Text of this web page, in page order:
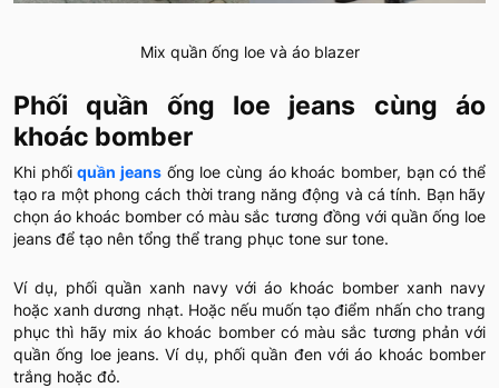
Mix quần ống loe và áo blazer
Phối quần ống loe jeans cùng áo
khoác bomber
Khi phốiquần jeans ống loe cùng áo khoác bomber, bạn có thể
tạo ra một phong cách thời trang năng động và cá tính. Bạn hãy
chọn áo khoác bomber có màu sắc tương đồng với quần ống loe
jeans để tạo nên tổng thể trang phục tone sur tone.
Ví dụ, phối quần xanh navy với áo khoác bomber xanh navy
hoặc xanh dương nhạt. Hoặc nếu muốn tạo điểm nhấn cho trang
phục thì hãy mix áo khoác bomber có màu sắc tương phản với
quần ống loe jeans. Ví dụ, phối quần đen với áo khoác bomber
trắng hoặc đỏ.